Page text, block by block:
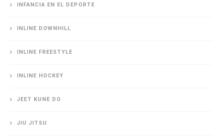
INFANCIA EN EL DEPORTE
INLINE DOWNHILL
INLINE FREESTYLE
INLINE HOCKEY
JEET KUNE DO
JIU JITSU